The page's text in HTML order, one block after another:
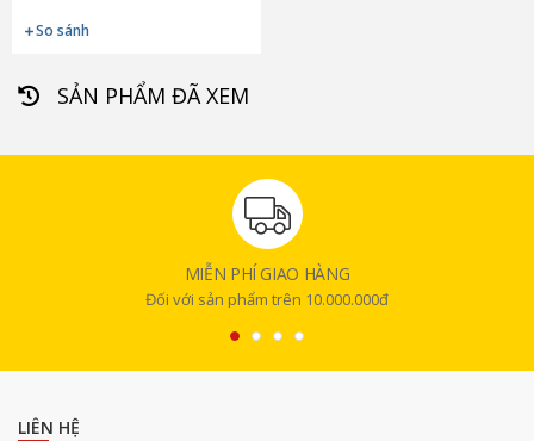
So sánh
SẢN PHẨM ĐÃ XEM
MIỄN PHÍ GIAO HÀNG
Đối với sản phẩm trên 10.000.000đ
LIÊN HỆ